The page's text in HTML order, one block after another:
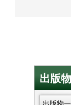
出版物